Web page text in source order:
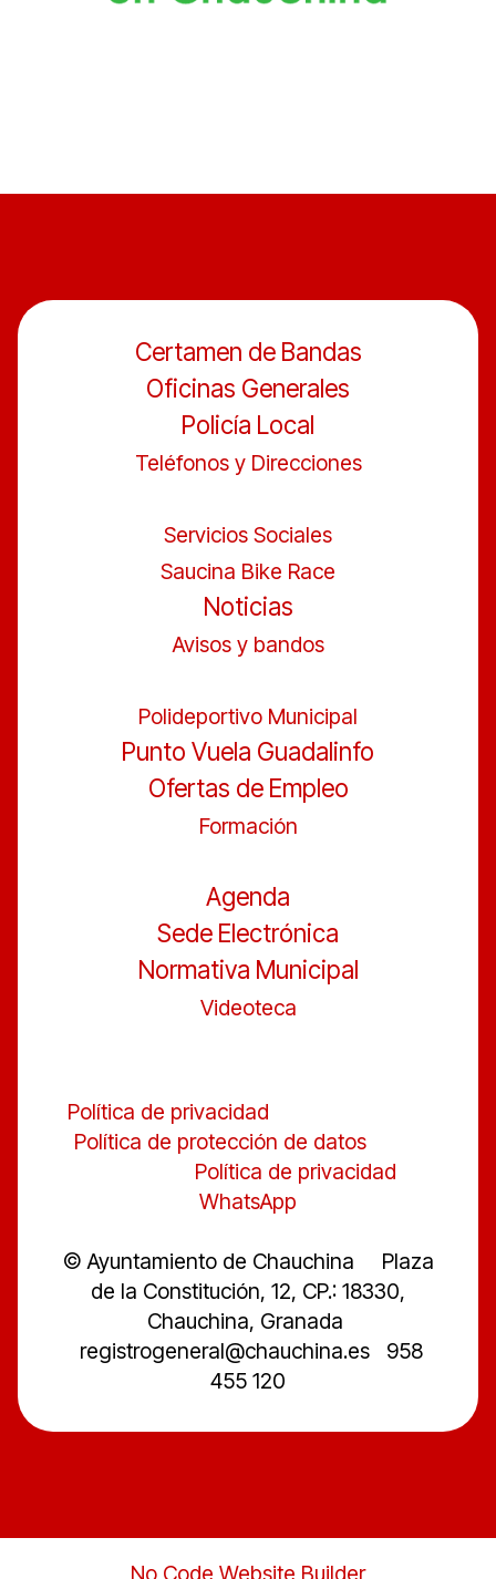
Certamen de Bandas
Oficinas Generales
Policía Local
Teléfonos y Direcciones
Servicios Sociales
Saucina Bike Race
Noticias
Avisos y bandos
Polideportivo Municipal
Punto Vuela Guadalinfo
Ofertas de Empleo
Formación
Agenda
Sede Electrónica
Normativa Municipal
Videoteca
Política de privacidad
Política de protección de datos
Política de privacidad
WhatsApp
© Ayuntamiento de Chauchina Plaza
de la Constitución, 12, CP.: 18330,
Chauchina, Granada
registrogeneral@chauchina.es 958
455 120
No Code Website Builder